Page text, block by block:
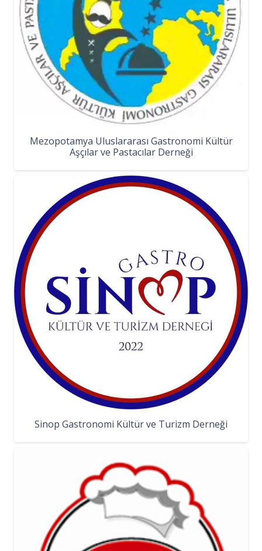
Mezopotamya Uluslararası Gastronomi Kültür
Aşçılar ve Pastacılar Derneği
Sinop Gastronomi Kültür ve Turizm Derneği